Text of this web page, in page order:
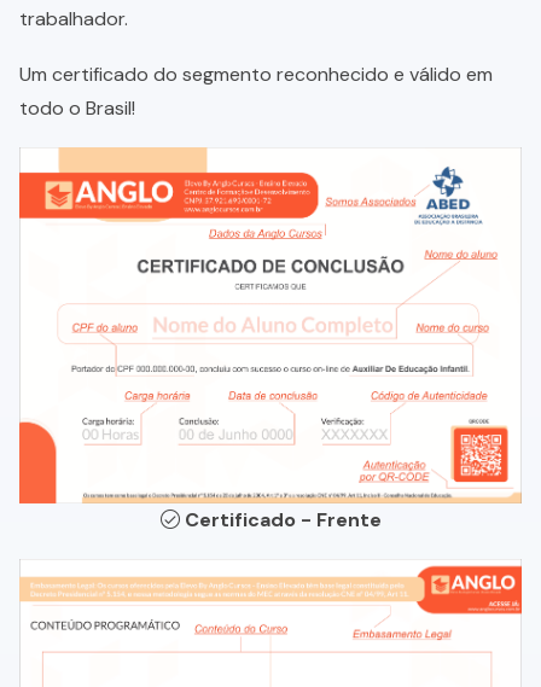
trabalhador.
Um certificado do segmento reconhecido e válido em
todo o Brasil!
Certificado - Frente